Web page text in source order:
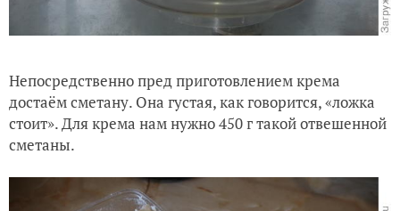
Непосредственно пред приготовлением крема
достаём сметану. Она густая, как говорится, «ложка
стоит». Для крема нам нужно 450 г такой отвешенной
сметаны.